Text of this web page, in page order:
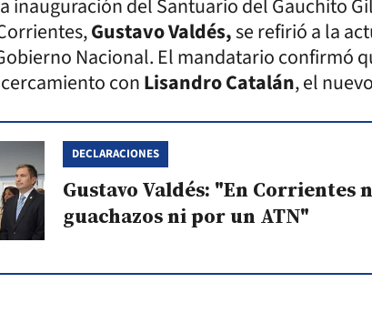
inauguración del Santuario del Gauchito
Gustavo Valdés,se refirió a la
Nacional. El mandatario confirmó
conLisandro Catalán, el
DECLARACIONES
Gustavo Valdés: "En Corrientes
guachazos ni por un ATN"